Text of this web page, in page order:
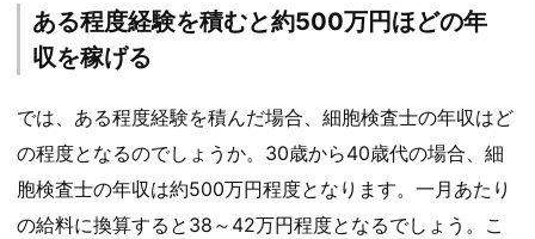
ある程度経験を積むと約500万円ほどの年
収を稼げる
では、ある程度経験を積んだ場合、細胞検査士の年収はど
の程度となるのでしょうか。30歳から40歳代の場合、細
胞検査士の年収は約500万円程度となります。一月あたり
の給料に換算すると38～42万円程度となるでしょう。こ